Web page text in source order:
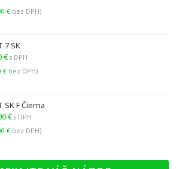
€ bez DPH)
7 SK
€ s DPH
€ bez DPH)
SK F Čierna
€ s DPH
€ bez DPH)